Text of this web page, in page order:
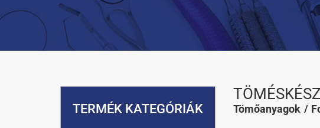
TERMÉK KATEGÓRIÁK Tömőanyagok